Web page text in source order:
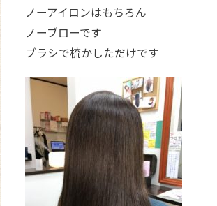
ノーアイロンはもちろん
ノーブローです
ブラシで梳かしただけです